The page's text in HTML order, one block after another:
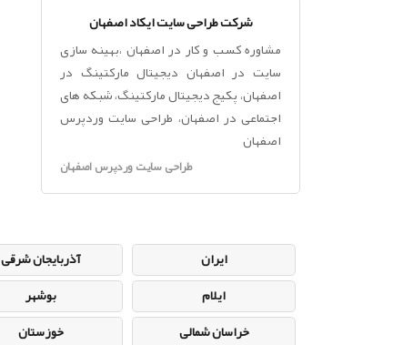
شرکت طراحی سایت ایکاد اصفهان
مشاوره کسب و کار در اصفهان ،بهینه سازی
سایت در اصفهان دیجیتال مارکتینگ در
اصفهان، پکیج دیجیتال مارکتینگ، شبکه های
اجتماعی در اصفهان، طراحی سایت وردپرس
اصفهان
طراحی سایت وردپرس اصفهان
ایران آذربایجان شرقی
ایلام
بوشهر
خراسان شمالی
خوزستان